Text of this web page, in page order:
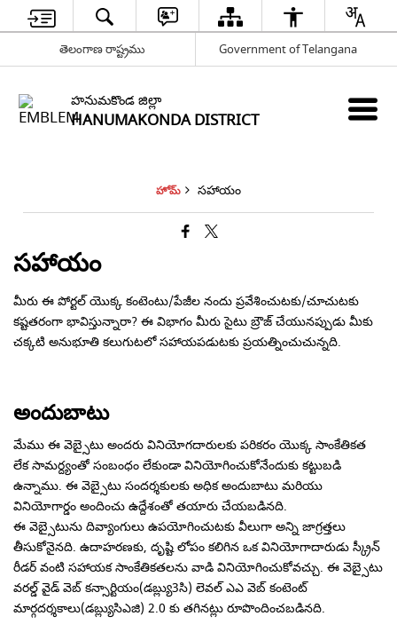
తెలంగాణ రాష్ట్రము Government of Telangana
హనుమకొండ జిల్లా
HANUMAKONDA DISTRICT
హోమ్ సహాయం
సహాయం
మీరు ఈ పోర్టల్ యొక్క కంటెంటు/పేజీల నందు ప్రవేశించుటకు/చూచుటకు
కష్టతరంగా భావిస్తున్నారా? ఈ విభాగం మీరు సైటు బ్రౌజ్ చేయునప్పుడు మీకు
చక్కటి అనుభూతి కలుగుటలో సహాయపడుటకు ప్రయత్నించుచున్నది.
అందుబాటు
మేము ఈ వెబ్సైటు అందరు వినియోగదారులకు పరికరం యొక్క సాంకేతికత
లేక సామర్ద్యంతో సంబంధం లేకుండా వినియోగించుకోనేందుకు కట్టుబడి
ఉన్నాము. ఈ వెబ్సైటు సందర్శకులకు అధిక అందుబాటు మరియు
వినియోగార్డం అందించు ఉద్దేశంతో తయారు చేయబడినది.
ఈ వెబ్సైటును దివ్యాంగులు ఉపయోగించుటకు వీలుగా అన్ని జాగ్రత్తలు
తీసుకోనైనది. ఉదాహరణకు, దృష్టి లోపం కలిగిన ఒక వినియోగాదారుడు స్క్రీన్
రీడర్ వంటి సహాయక సాంకేతికతలను వాడి వినియోగించుకోవచ్చు. ఈ వెబ్సైటు
వరల్డ్ వైడ్ వెబ్ కన్సార్టియం(డబ్ల్యు3సి) లెవల్ ఎఎ వెబ్ కంటెంట్
మార్గదర్శకాలు(డబ్ల్యుసిఎజి) 2.0 కు తగినట్లు రూపొందించబడినది.